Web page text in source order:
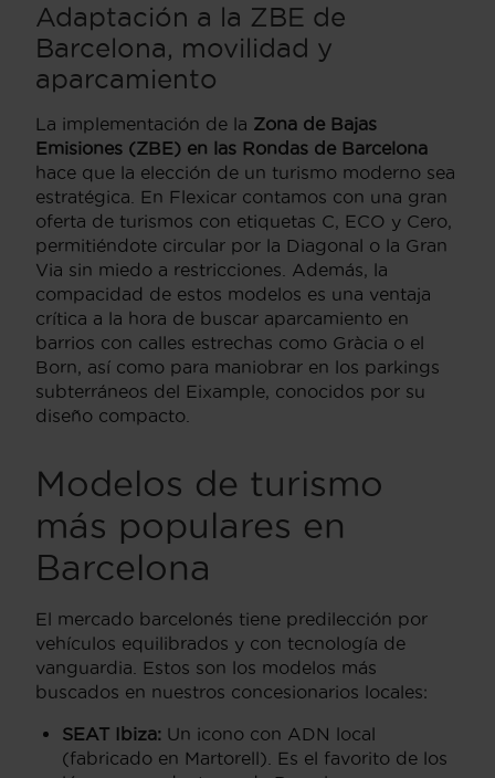
Adaptación a la ZBE de
Barcelona, movilidad y
aparcamiento
La implementación de la Zona de Bajas
Emisiones (ZBE) en las Rondas de Barcelona
hace que la elección de un turismo moderno sea
estratégica. En Flexicar contamos con una gran
oferta de turismos con etiquetas C, ECO y Cero,
permitiéndote circular por la Diagonal o la Gran
Via sin miedo a restricciones. Además, la
compacidad de estos modelos es una ventaja
crítica a la hora de buscar aparcamiento en
barrios con calles estrechas como Gràcia o el
Born, así como para maniobrar en los parkings
subterráneos del Eixample, conocidos por su
diseño compacto.
Modelos de turismo
más populares en
Barcelona
El mercado barcelonés tiene predilección por
vehículos equilibrados y con tecnología de
vanguardia. Estos son los modelos más
buscados en nuestros concesionarios locales:
SEAT Ibiza: Un icono con ADN local
(fabricado en Martorell). Es el favorito de los